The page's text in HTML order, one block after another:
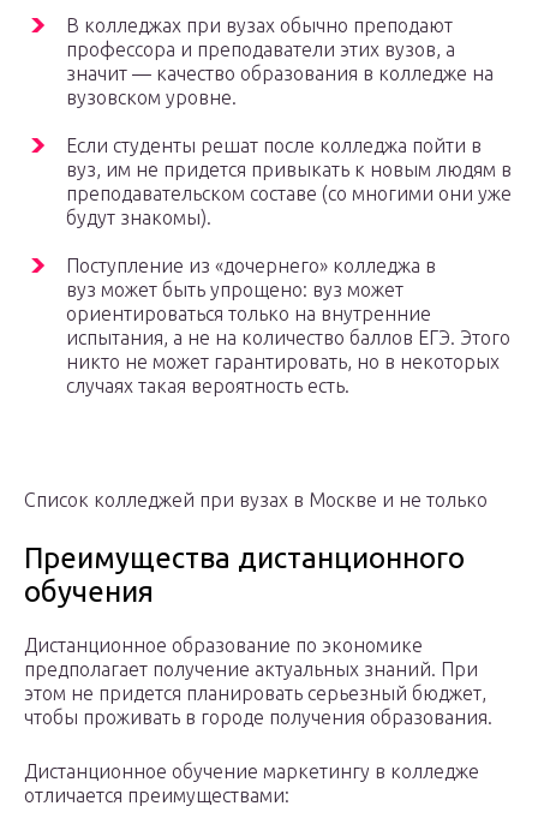
В колледжах при вузах обычно преподают
профессора и преподаватели этих вузов, а
значит — качество образования в колледже на
вузовском уровне.
Если студенты решат после колледжа пойти в
вуз, им не придется привыкать к новым людям в
преподавательском составе (со многими они уже
будут знакомы).
Поступление из «дочернего» колледжа в
вуз может быть упрощено: вуз может
ориентироваться только на внутренние
испытания, а не на количество баллов ЕГЭ. Этого
никто не может гарантировать, но в некоторых
случаях такая вероятность есть.
Список колледжей при вузах в Москве и не только
Преимущества дистанционного
обучения
Дистанционное образование по экономике
предполагает получение актуальных знаний. При
этом не придется планировать серьезный бюджет,
чтобы проживать в городе получения образования.
Дистанционное обучение маркетингу в колледже
отличается преимуществами: